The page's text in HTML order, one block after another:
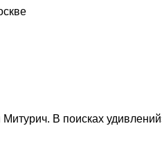
В поисках